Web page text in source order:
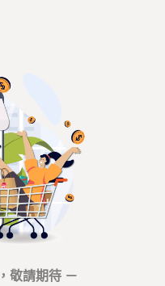
敬請期待 －